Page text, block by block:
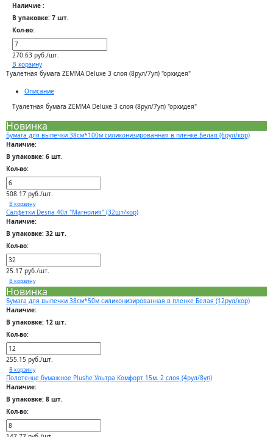
Наличие :
В упаковке: 7 шт.
Кол-во:
270.63 руб./шт.
В корзину
Туалетная бумага ZEMMA Deluxe 3 слоя (8рул/7уп) "орхидея"
Описание
Туалетная бумага ZEMMA Deluxe 3 слоя (8рул/7уп) "орхидея"
Новинка
Бумага для выпечки 38см*100м силиконизированная в пленке Белая (6рул/кор)
Наличие:
В упаковке: 6 шт.
Кол-во:
508.17 руб./шт.
В корзину
Салфетки Desna 40л "Магнолия" (32шт/кор)
Наличие:
В упаковке: 32 шт.
Кол-во:
25.17 руб./шт.
В корзину
Новинка
Бумага для выпечки 38см*50м силиконизированная в пленке Белая (12рул/кор)
Наличие:
В упаковке: 12 шт.
Кол-во:
255.15 руб./шт.
В корзину
Полотенце бумажное Plushe Ультра Комфорт 15м. 2 слоя (4рул/8уп)
Наличие:
В упаковке: 8 шт.
Кол-во: